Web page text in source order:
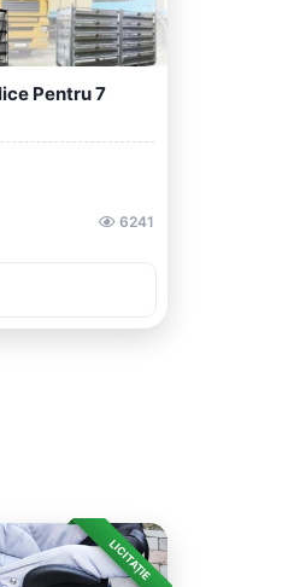
Pentru 7
6241
LICITAȚIE